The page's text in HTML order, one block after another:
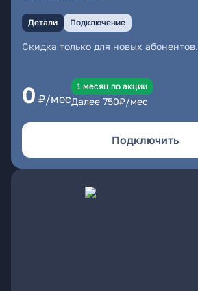
Детали Подключение
Скидка только для новых абонентов.
0 ₽/мес
1 месяц по акции
Далее 750₽/мес
Подключить